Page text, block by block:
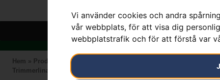
Vi använder cookies och andra
vår webbplats, för att visa dig
webbplatstrafik och för att förstå var
Hem » Produkter »HUSQVARNA
Trimmerlina Core Cut Ø3,0mm, 240m